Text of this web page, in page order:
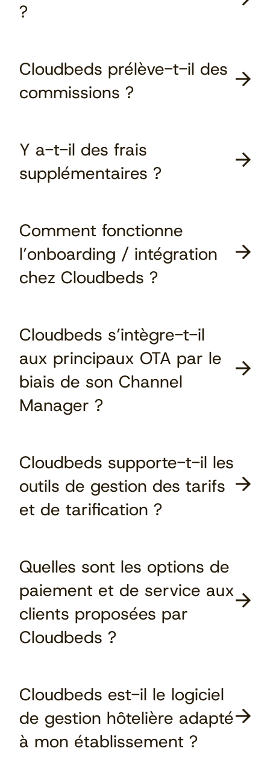
?
Cloudbeds prélève-t-il des
commissions ?
Y a-t-il des frais
supplémentaires ?
Comment fonctionne
l’onboarding / intégration
chez Cloudbeds ?
Cloudbeds s’intègre-t-il
aux principaux OTA par le
biais de son Channel
Manager ?
Cloudbeds supporte-t-il les
outils de gestion des tarifs
et de tarification ?
Quelles sont les options de
paiement et de service aux
clients proposées par
Cloudbeds ?
Cloudbeds est-il le logiciel
de gestion hôtelière adapté
à mon établissement ?